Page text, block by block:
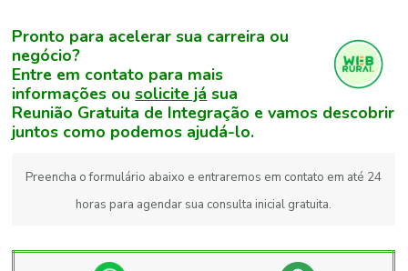
Pronto para acelerar sua carreira ou
negócio?
Entre em contato para mais
informações ousolicite já sua
Reunião Gratuita de Integração e vamos descobrir
juntos como podemos ajudá-lo.
Preencha o formulário abaixo e entraremos em contato em até 24
horas para agendar sua consulta inicial gratuita.